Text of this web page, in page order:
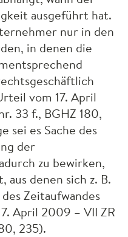
ausgeführt hat.
nur in den
in denen die
vom 17. April
33 f., BGHZ 180,
sei es Sache des
der
zu bewirken,
aus denen sich z. B.
Zeitaufwandes
April 2009 – VII ZR
235).